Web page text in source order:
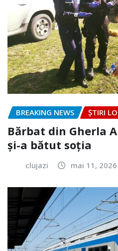
BREAKING NEWS ȘTIRI
Bărbat din Gherla
și-a bătut soția
clujazi mai 11, 2026